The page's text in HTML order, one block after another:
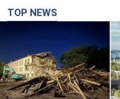
TOP NEWS